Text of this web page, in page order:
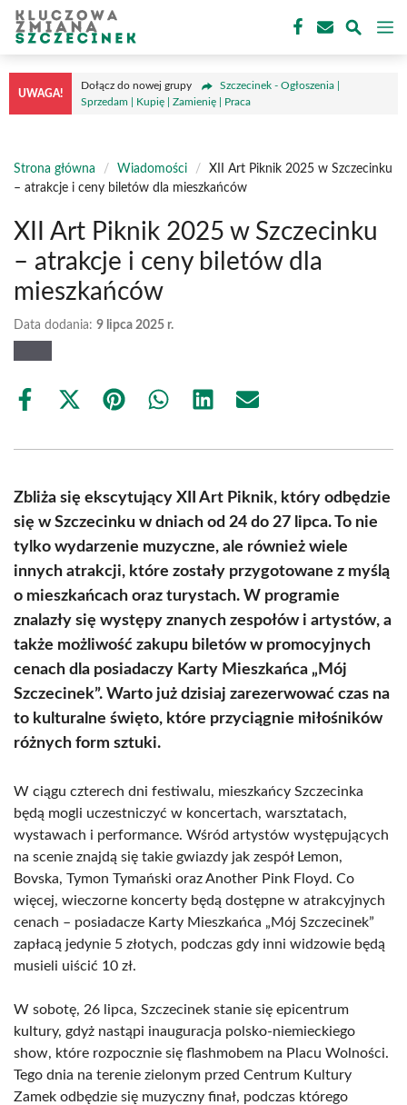
Przejdź
treści
UWAGA!
Dołącz do nowej grupy
Szczecinek - Ogłoszenia |
Sprzedam | Kupię | Zamienię | Praca
Strona główna / Wiadomości /
XII Art Piknik 2025 w Szczecinku
– atrakcje i ceny biletów dla mieszkańców
XII Art Piknik 2025 w Szczecinku
– atrakcje i ceny biletów dla
mieszkańców
Data dodania: 9 lipca 2025 r.
Share
Share
(Twitter)
Share Share Share Share
Zbliża się ekscytujący XII Art Piknik, który odbędzie
się w Szczecinku w dniach od 24 do 27 lipca. To nie
tylko wydarzenie muzyczne, ale również wiele
innych atrakcji, które zostały przygotowane z myślą
o mieszkańcach oraz turystach. W programie
znalazły się występy znanych zespołów i artystów, a
także możliwość zakupu biletów w promocyjnych
cenach dla posiadaczy Karty Mieszkańca „Mój
Szczecinek”. Warto już dzisiaj zarezerwować czas na
to kulturalne święto, które przyciągnie miłośników
różnych form sztuki.
W ciągu czterech dni festiwalu, mieszkańcy Szczecinka
będą mogli uczestniczyć w koncertach, warsztatach,
wystawach i performance. Wśród artystów występujących
na scenie znajdą się takie gwiazdy jak zespół Lemon,
Bovska, Tymon Tymański oraz Another Pink Floyd. Co
więcej, wieczorne koncerty będą dostępne w atrakcyjnych
cenach – posiadacze Karty Mieszkańca „Mój Szczecinek”
zapłacą jedynie 5 złotych, podczas gdy inni widzowie będą
musieli uiścić 10 zł.
W sobotę, 26 lipca, Szczecinek stanie się epicentrum
kultury, gdyż nastąpi inauguracja polsko-niemieckiego
show, które rozpocznie się flashmobem na Placu Wolności.
Tego dnia na terenie zielonym przed Centrum Kultury
Zamek odbędzie się muzyczny finał, podczas którego